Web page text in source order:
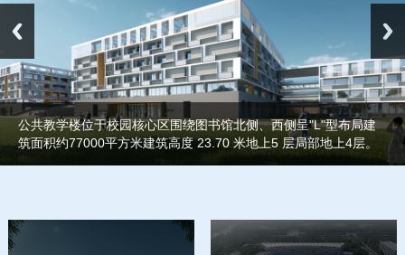
公共教学楼位于校园核心区围绕图书馆北侧、西侧呈"L"型布局建
筑面积约77000平方米建筑高度 23.70 米地上5 层局部地上4层。